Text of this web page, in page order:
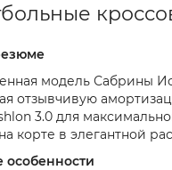
модель Сабрины
отзывчивую
3.0 для
корте в элегантной